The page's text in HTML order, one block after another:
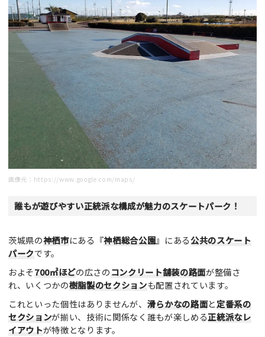
画像元： https://www.google.com/maps/
誰もが遊びやすい正統派な構成が魅力のスケートパーク！
茨城県の神栖市にある『神栖総合公園』にある公共のスケート
パークです。
およそ700㎡ほどの広さのコンクリート舗装の路面が整備さ
れ、いくつかの樹脂製のセクションも配置されています。
これといった個性はありませんが、 滑らかなの路面と定番系の
セクションが揃い、技術に関係なく誰もが楽しめる正統派なレ
イアウトが特徴となります。